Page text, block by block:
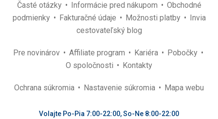
Časté otázky Informácie pred nákupom
Obchodné
podmienky
Fakturačné údaje Možnosti platby
Invia
cestovateľský blog
Pre novinárov Affiliate program Kariéra
Pobočky
O spoločnosti
Kontakty
Ochrana súkromia Nastavenie súkromia Mapa webu
Volajte Po-Pia 7:00-22:00, So-Ne 8:00-22:00